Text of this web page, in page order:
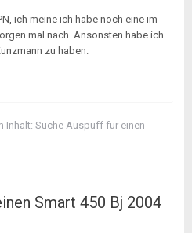
ich meine ich habe noch eine im
mal nach. Ansonsten habe ich
zu haben.
Inhalt: Suche Auspuff für einen
Smart 450 Bj 2004